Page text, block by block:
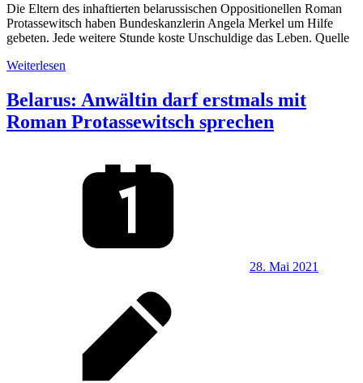
Die Eltern des inhaftierten belarussischen Oppositionellen Roman
Protassewitsch haben Bundeskanzlerin Angela Merkel um Hilfe
gebeten. Jede weitere Stunde koste Unschuldige das Leben. Quelle
Weiterlesen
Belarus: Anwältin darf erstmals mit
Roman Protassewitsch sprechen
28. Mai 2021